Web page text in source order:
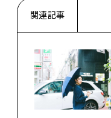
関連記事